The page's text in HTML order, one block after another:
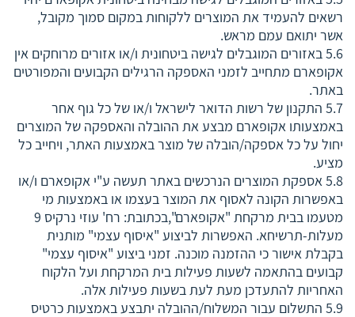
רשאים להעמיד את המוצרים ללקוחות במקום סמוך מקובל,
אשר יתואם עמם מראש.
5.6 באזורים המוגבלים לגישה ביטחונית ו/או אזורים מרוחקים אין
אקופארם מתחייב לזמני האספקה הרגילים הקבועים והמפורטים
באתר.
5.7 התקנון של רשות הדואר לישראל ו/או של כל גוף אחר
באמצעותו אקופארם מבצע את ההובלה והאספקה של המוצרים
יחול על כל אספקה/הובלה של מוצר באמצעות האתר, ויחייב כל
מציע.
5.8 אספקת המוצרים הנרכשים באתר תעשה ע"י אקופארם ו/או
באפשרות הקונה לאסוף את המוצר בעצמו או באמצעות מי
מטעמו בבית מרקחת "אקופארם",בכתובת: רח' עוזי נרקיס 9
מעלות-תרשיחא. האפשרות לביצוע "איסוף עצמי" מותנית
בקבלת אישור כי ההזמנה מוכנה. זמני ביצוע "איסוף עצמי"
קבועים בהתאמה לשעות פעילות בית המרקחת ועל הלקוח
האחריות להתעדכן מעת לעת בשעות פעילות אלה.
5.9 התשלום עבור המשלוח/ההובלה יתבצע באמצעות כרטיס